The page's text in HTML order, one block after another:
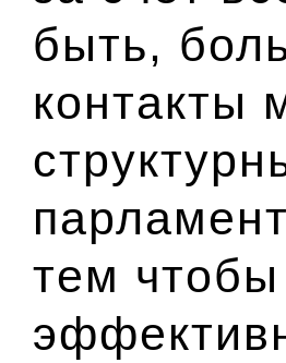
быть,
контакты
тем